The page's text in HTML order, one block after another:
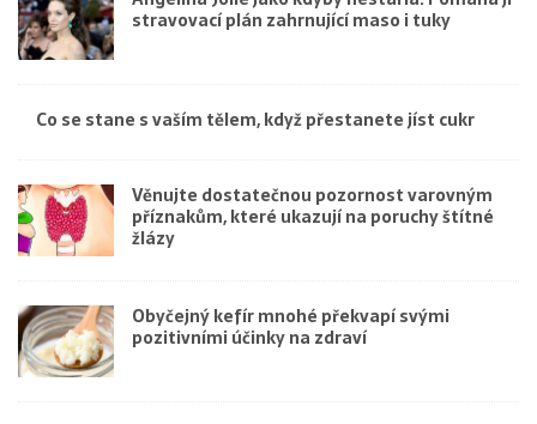
stravovací plán zahrnující maso i tuky
Co se stane s vaším tělem, když přestanete jíst cukr
Věnujte dostatečnou pozornost varovným
příznakům, které ukazují na poruchy štítné
žlázy
Obyčejný kefír mnohé překvapí svými
pozitivními účinky na zdraví